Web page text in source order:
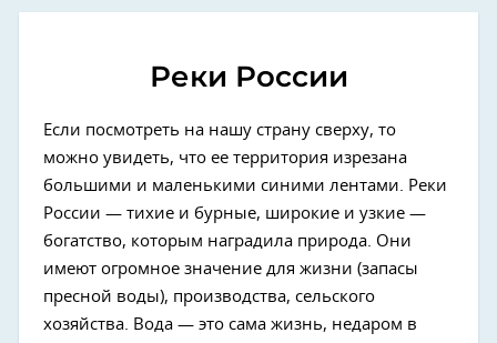
Реки России
Если посмотреть на нашу страну сверху, то
можно увидеть, что ее территория изрезана
большими и маленькими синими лентами. Реки
России — тихие и бурные, широкие и узкие —
богатство, которым наградила природа. Они
имеют огромное значение для жизни (запасы
пресной воды), производства, сельского
хозяйства. Вода — это сама жизнь, недаром в